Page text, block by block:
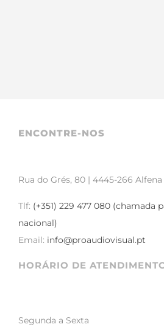
ENCONTRE-NOS
Rua do Grés, 80 | 4445-266 Alfena
Tlf: (+351) 229 477 080 (chamada
nacional)
Email: info@proaudiovisual.pt
HORÁRIO DE
Segunda a Sexta